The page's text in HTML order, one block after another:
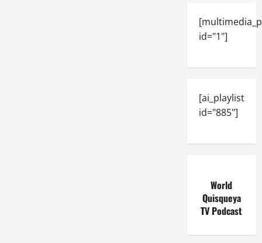
id="1"]
[ai_playlist
id="885"]
World
Quisqueya
TV Podcast